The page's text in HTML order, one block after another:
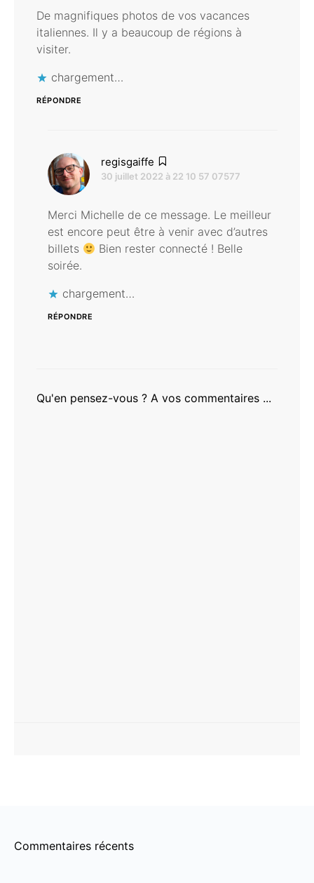
De magnifiques photos de vos vacances
italiennes. Il y a beaucoup de régions à
visiter.
chargement…
RÉPONDRE
regisgaiffe
30 juillet 2022 à 22 10 57 07577
Merci Michelle de ce message. Le meilleur
est encore peut être à venir avec d’autres
billets
Bien rester connecté ! Belle
soirée.
chargement…
RÉPONDRE
Qu'en pensez-vous ? A vos commentaires ...
Commentaires récents